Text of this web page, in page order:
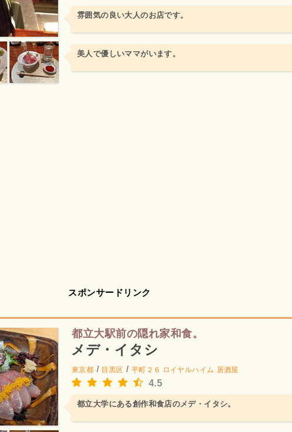
雰囲気の良い大人のお店です。
美人で優しいママがいます。
スポンサードリンク
都立大駅前の隠れ家和食。
メデ・イタシ
東京都 / 目黒区 / 平町２６ ロイヤルハイム 居酒屋
4.5
都立大学にある創作和食店のメデ・イタシ。